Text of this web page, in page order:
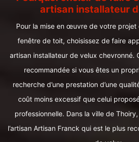
artisan installateur
Pour la mise en œuvre de votre projet
fenêtre de toit, choisissez de faire
artisan installateur de velux chevronné.
recommandée si vous êtes un
recherche d’une prestation d’une
coût moins excessif que celui
professionnelle. Dans la ville de
l’artisan Artisan Franck qui est le plus